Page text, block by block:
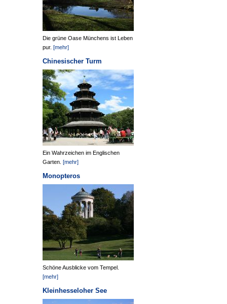
Die grüne Oase Münchens ist Leben
pur. [mehr]
Chinesischer Turm
Ein Wahrzeichen im Englischen
Garten. [mehr]
Monopteros
Schöne Ausblicke vom Tempel.
[mehr]
Kleinhesseloher See